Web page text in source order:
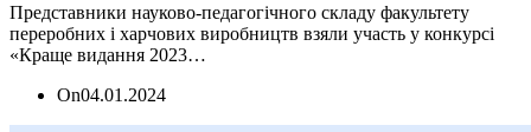
Представники науково-педагогічного складу факультету
переробних і харчових виробництв взяли участь у конкурсі
«Краще видання 2023…
On04.01.2024